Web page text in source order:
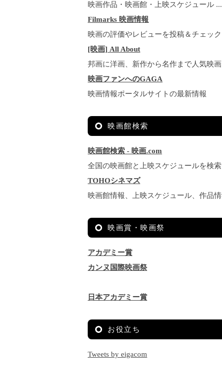
映画作品・映画館・上映スケジュール ...
Filmarks 映画情報
映画の評価やレビューを投稿＆チェック
[映画] All About
邦画に洋画、新作から名作まで人気映画
映画ファンへのGAGA
映画情報ポータルサイトの最新情報
映画館検索
映画館検索 - 映画.com
全国の映画館と上映スケジュールを検索
TOHOシネマズ
映画館情報、上映スケジュール、作品
映画賞・映画祭
アカデミー賞
カンヌ国際映画祭
日本アカデミー賞
お役立ち
Tweets by eigacom